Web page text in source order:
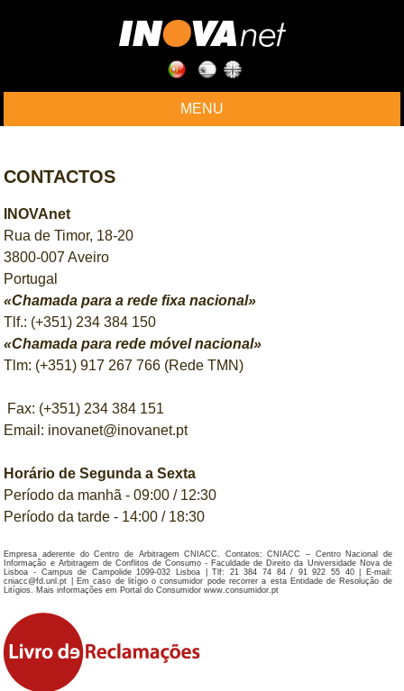
MENU
CONTACTOS
INOVAnet
Rua de Timor, 18-20
3800-007 Aveiro
Portugal
«Chamada para a rede fixa nacional»
Tlf.: (+351) 234 384 150
«Chamada para rede móvel nacional»
Tlm: (+351) 917 267 766 (Rede TMN)
Fax: (+351) 234 384 151
Email: inovanet@inovanet.pt
Horário de Segunda a Sexta
Período da manhã - 09:00 / 12:30
Período da tarde - 14:00 / 18:30
Empresa aderente do Centro de Arbitragem CNIACC. Contatos: CNIACC – Centro Nacional de
Informação e Arbitragem de Conflitos de Consumo - Faculdade de Direito da Universidade Nova de
Lisboa - Campus de Campolide 1099-032 Lisboa | Tlf: 21 384 74 84 / 91 922 55 40 | E-mail:
cniacc@fd.unl.pt | Em caso de litígio o consumidor pode recorrer a esta Entidade de Resolução de
Litígios. Mais informações em Portal do Consumidor www.consumidor.pt